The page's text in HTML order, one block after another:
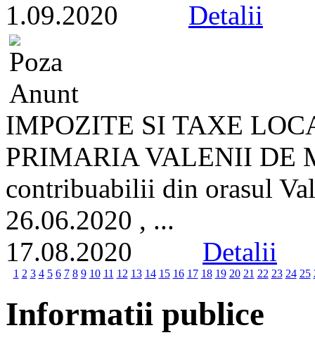
1.09.2020 Detalii
IMPOZITE SI TAXE
PRIMARIA VALENII DE
contribuabilii din orasul
26.06.2020 , ...
17.08.2020 Detalii
1 2 3 4 5 6 7 8 9 10 11 12 13 14 15 16 17 18 19 20 21 22 23 24 25
Informatii publice